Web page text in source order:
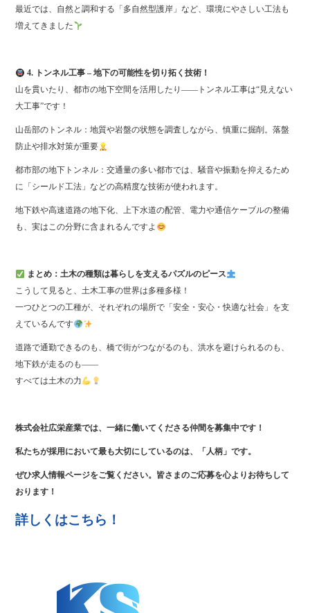
最近では、自然と調和する「多自然型護岸」など、環境にやさしい工法も
増えてきました
4. トンネル工事 – 地下の可能性を切り拓く技術！
山を貫いたり、都市の地下空間を活用したり――トンネル工事は“見えない
大工事”です！
山岳部のトンネル：地質や岩盤の状態を調査しながら、慎重に掘削。落盤
防止や排水対策が重要
都市部の地下トンネル：交通量の多い都市では、騒音や振動を抑えるため
に「シールド工法」などの高精度な技術が使われます。
地下鉄や高速道路の地下化、上下水道の配管、電力や通信ケーブルの整備
も、実はこの分野に含まれるんですよ
まとめ：土木の種類は暮らしを支えるパズルのピース
こうして見ると、土木工事の世界は多種多様！
一つひとつの工種が、それぞれの場所で「安全・安心・快適な社会」を支
えているんです
道路で通勤できるのも、橋で街がつながるのも、洪水を避けられるのも、
地下鉄が走るのも――
すべては土木の力
株式会社広栄産業では、一緒に働いてくださる仲間を募集中です！
私たちが採用において最も大切にしているのは、「人柄」です。
ぜひ求人情報ページをご覧ください。皆さまのご応募を心よりお待ちして
おります！
詳しくはこちら！